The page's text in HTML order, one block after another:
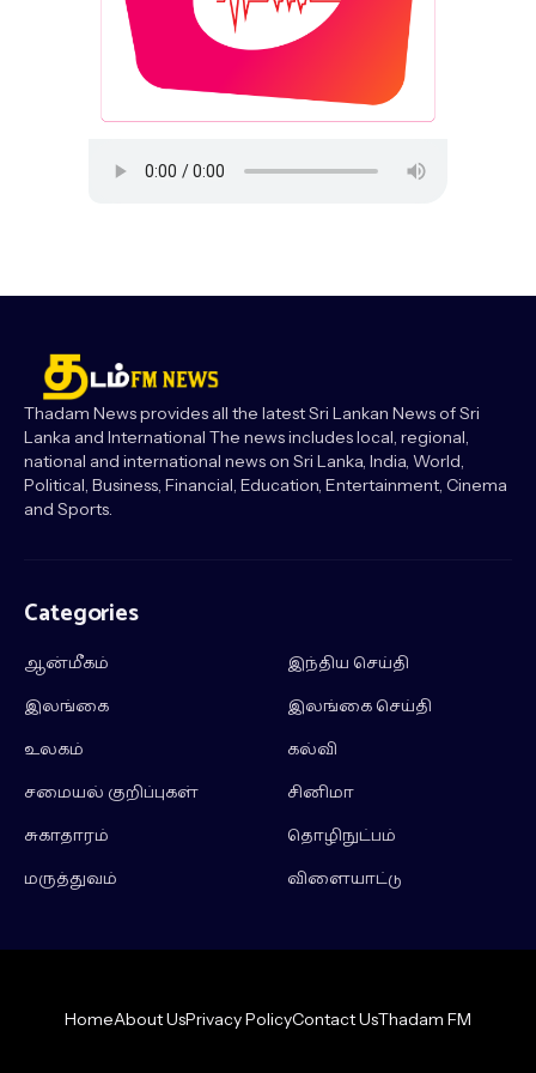
Thadam News provides all the latest Sri Lankan News of Sri
Lanka and International The news includes local, regional,
national and international news on Sri Lanka, India, World,
Political, Business, Financial, Education, Entertainment, Cinema
and Sports.
Categories
ஆன்மீகம்
இந்திய செய்தி
இலங்கை
இலங்கை செய்தி
உலகம்
கல்வி
சமையல் குறிப்புகள்
சினிமா
சுகாதாரம்
தொழிநுட்பம்
மருத்துவம்
விளையாட்டு
HomeAbout UsPrivacy PolicyContact UsThadam FM